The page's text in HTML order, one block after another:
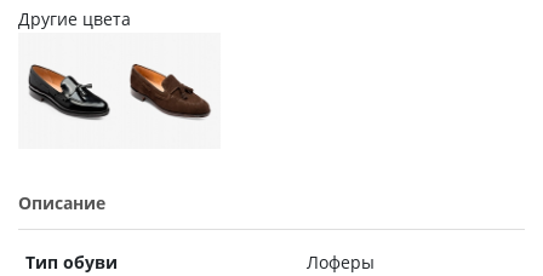
Другие цвета
Описание
Тип обуви
Лоферы